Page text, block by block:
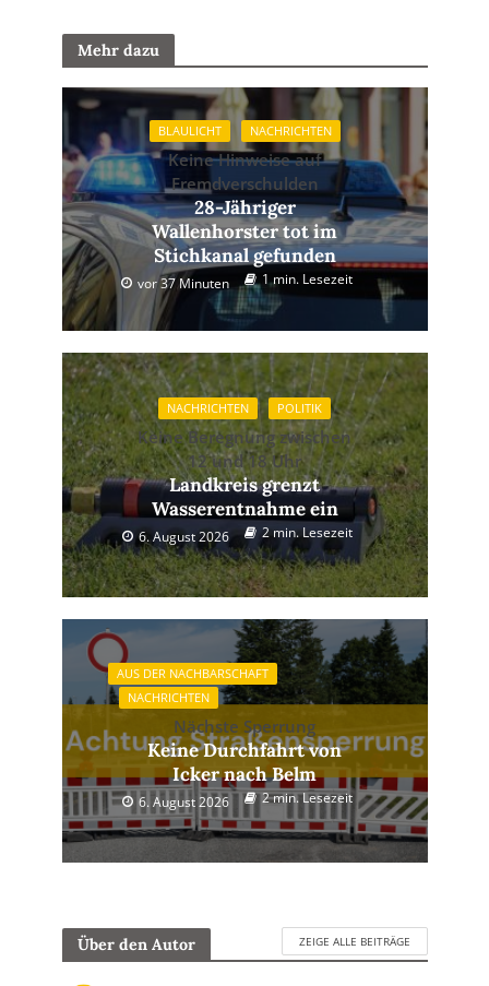
Mehr dazu
BLAULICHT NACHRICHTEN
Keine Hinweise auf
Fremdverschulden
28-Jähriger
Wallenhorster tot im
Stichkanal gefunden
vor 37 Minuten 1 min. Lesezeit
NACHRICHTEN POLITIK
Keine Beregnung zwischen
12 und 18 Uhr
Landkreis grenzt
Wasserentnahme ein
6. August 2026 2 min. Lesezeit
AUS DER NACHBARSCHAFT
NACHRICHTEN
Nächste Sperrung
Keine Durchfahrt von
Icker nach Belm
6. August 2026 2 min. Lesezeit
Über den Autor ZEIGE ALLE BEITRÄGE